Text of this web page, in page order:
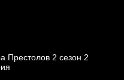
Престолов 2 cезон 2